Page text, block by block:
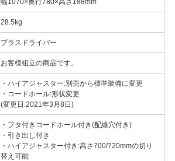
幅1070×奥行780×高さ188mm
28.5kg
プラスドライバー
お客様組立の商品です。
・ハイアジャスター:別売から標準装備に変更
・コードホール:形状変更
(変更日:2021年3月8日)
・フタ付きコードホール付き(配線穴付き)
・引き出し付き
・ハイアジャスター付き:高さ700/720mmの切り
替え可能